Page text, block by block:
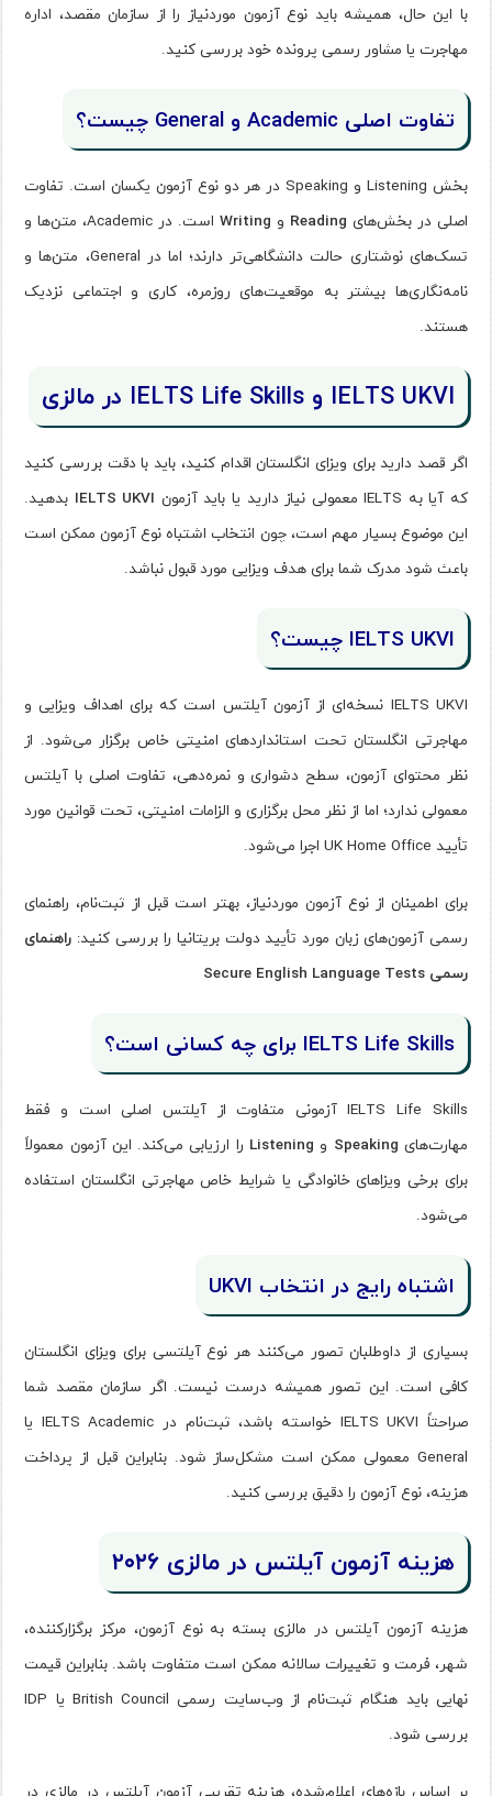
با این حال، همیشه باید نوع آزمون موردنیاز را از سازمان مقصد، اداره
مهاجرت یا مشاور رسمی پرونده خود بررسی کنید.
تفاوت اصلی Academic و General چیست؟
بخش Listening و Speaking در هر دو نوع آزمون یکسان است. تفاوت
اصلی در بخش‌های Reading و Writing
است. در Academic، متن‌ها و
تسک‌های نوشتاری حالت دانشگاهی‌تر دارند؛ اما در General، متن‌ها و
نامه‌نگاری‌ها بیشتر به موقعیت‌های روزمره، کاری و اجتماعی نزدیک
هستند.
IELTS UKVI و IELTS Life Skills در مالزی
اگر قصد دارید برای ویزای انگلستان اقدام کنید، باید با دقت بررسی کنید
که آیا به IELTS معمولی نیاز دارید یا باید آزمون
IELTS UKVI بدهید.
این موضوع بسیار مهم است، چون انتخاب اشتباه نوع آزمون ممکن است
باعث شود مدرک شما برای هدف ویزایی مورد قبول نباشد.
IELTS UKVI چیست؟
IELTS UKVI نسخه‌ای از آزمون آیلتس است که برای اهداف ویزایی و
مهاجرتی انگلستان تحت استانداردهای امنیتی خاص برگزار می‌شود. از
نظر محتوای آزمون، سطح دشواری و نمره‌دهی، تفاوت اصلی با آیلتس
معمولی ندارد؛ اما از نظر محل برگزاری و الزامات امنیتی، تحت قوانین مورد
تأیید UK Home Office اجرا می‌شود.
برای اطمینان از نوع آزمون موردنیاز، بهتر است قبل از ثبت‌نام، راهنمای
رسمی آزمون‌های زبان مورد تأیید دولت بریتانیا را بررسی کنید: راهنمای
رسمی Secure English Language Tests
IELTS Life Skills برای چه کسانی است؟
IELTS Life Skills آزمونی متفاوت از آیلتس اصلی است و فقط
مهارت‌های Speaking و Listening را ارزیابی می‌کند. این آزمون معمولاً
برای برخی ویزاهای خانوادگی یا شرایط خاص مهاجرتی انگلستان استفاده
می‌شود.
اشتباه رایج در انتخاب UKVI
بسیاری از داوطلبان تصور می‌کنند هر نوع آیلتسی برای ویزای انگلستان
کافی است. این تصور همیشه درست نیست. اگر سازمان مقصد شما
صراحتاً IELTS UKVI خواسته باشد، ثبت‌نام در IELTS Academic یا
General معمولی ممکن است مشکل‌ساز شود. بنابراین قبل از پرداخت
هزینه، نوع آزمون را دقیق بررسی کنید.
هزینه آزمون آیلتس در مالزی ۲۰۲۶
هزینه آزمون آیلتس در مالزی بسته به نوع آزمون، مرکز برگزارکننده،
شهر، فرمت و تغییرات سالانه ممکن است متفاوت باشد. بنابراین قیمت
نهایی باید هنگام ثبت‌نام از وب‌سایت رسمی British Council یا IDP
بررسی شود.